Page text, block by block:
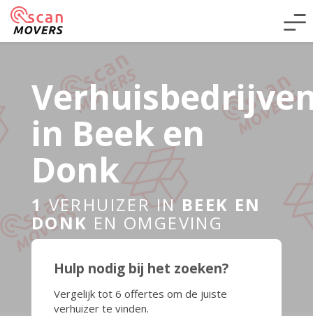
in Beek en
Donk
1 VERHUIZER IN BEEK EN
DONK EN OMGEVING
Hulp nodig bij het zoeken?
Vergelijk tot 6 offertes om de juiste
verhuizer te vinden.